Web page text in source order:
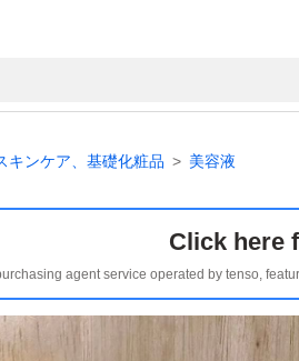
キンケア、基礎化粧品 美容液
Click here
agent service operated by tenso,